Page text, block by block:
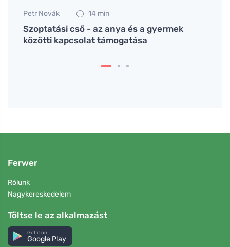
Petr Novák 14 min
Szoptatási cső - az anya és a gyermek
közötti kapcsolat támogatása
Ferwer
Rólunk
Nagykereskedelem
Töltse le az alkalmazást
Get it on
Google Play